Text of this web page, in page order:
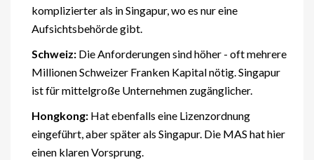
komplizierter als in Singapur, wo es nur eine
Aufsichtsbehörde gibt.
Schweiz: Die Anforderungen sind höher - oft mehrere
Millionen Schweizer Franken Kapital nötig. Singapur
ist für mittelgroße Unternehmen zugänglicher.
Hongkong: Hat ebenfalls eine Lizenzordnung
eingeführt, aber später als Singapur. Die MAS hat hier
einen klaren Vorsprung.